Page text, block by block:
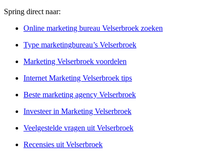
Spring direct naar:
Online marketing bureau Velserbroek zoeken
Type marketingbureau’s Velserbroek
Marketing Velserbroek voordelen
Internet Marketing Velserbroek tips
Beste marketing agency Velserbroek
Investeer in Marketing Velserbroek
Veelgestelde vragen uit Velserbroek
Recensies uit Velserbroek